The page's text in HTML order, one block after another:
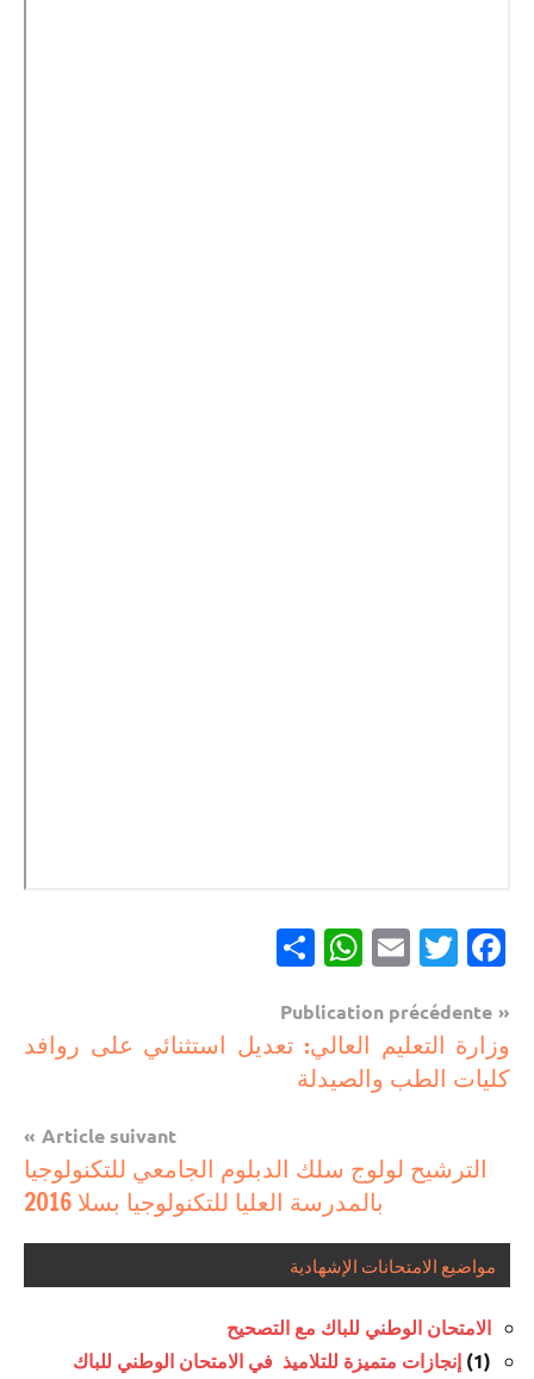
Facebook
Twitter
Email
WhatsApp
مباريات
مباريات
دونه
Navigation
de
l’article
Publication précédente
وزارة التعليم العالي: تعديل استثنائي على روافد
كليات الطب والصيدلة
Article suivant
الترشيح لولوج سلك الدبلوم الجامعي للتكنولوجيا
بالمدرسة العليا للتكنولوجيا بسلا 2016
مواضيع الامتحانات الإشهادية
الامتحان الوطني للباك مع التصحيح
(1)
إنجازات متميزة للتلاميذ في الامتحان الوطني للباك